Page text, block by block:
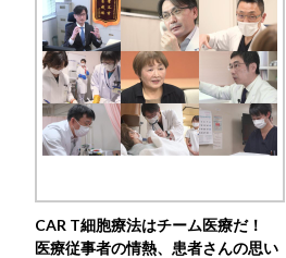
CAR T細胞療法はチーム医療だ！
医療従事者の情熱、患者さんの思い